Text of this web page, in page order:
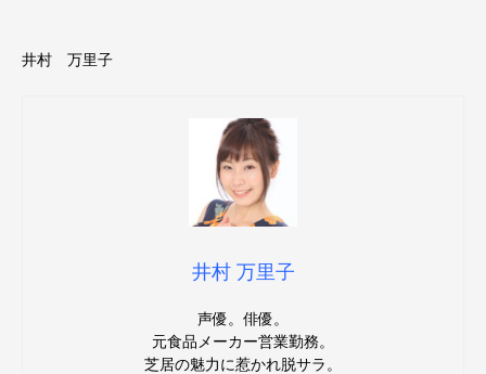
井村 万里子
井村 万里子
声優。俳優。
元食品メーカー営業勤務。
芝居の魅力に惹かれ脱サラ。